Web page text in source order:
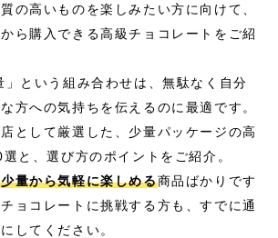
の高いものを楽しみたい方に向けて、
ら購入できる高級チョコレートをご紹
」という組み合わせは、無駄なく自分
方への気持ちを伝えるのに最適です。
として厳選した、少量パッケージの高
と、選び方のポイントをご紹介。
量から気軽に楽しめる商品ばかりです
ョコレートに挑戦する方も、すでに通
してください。